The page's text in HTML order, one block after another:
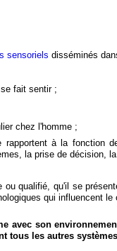
sensoriels disséminés
fait sentir ;
chez l'homme ;
à la fonction
la prise de décision,
qualifié, qu'il se
qui influencent le
avec son
tous les autres